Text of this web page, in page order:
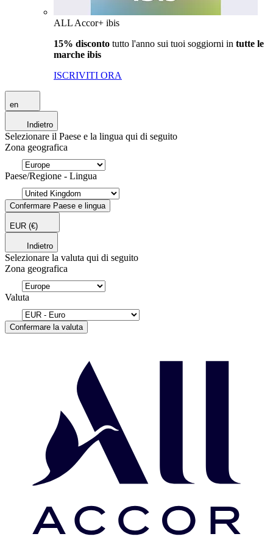
ALL Accor+ ibis
15% disconto tutto l'anno sui tuoi soggiorni in tutte le
marche ibis
ISCRIVITI ORA
en
Indietro
Selezionare il Paese e la lingua qui di seguito
Zona geografica
Paese/Regione - Lingua
Confermare Paese e lingua
EUR (€)
Indietro
Selezionare la valuta qui di seguito
Zona geografica
Valuta
Confermare la valuta